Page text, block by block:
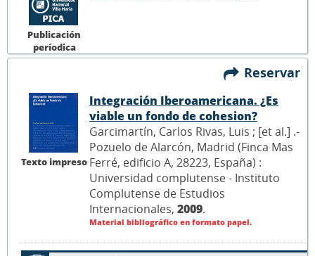
Publicación
períodica
Reservar
Texto impreso
Integración Iberoamericana. ¿Es
viable un fondo de cohesion?
Garcimartín, Carlos Rivas, Luis ; [et al.] .-
Pozuelo de Alarcón, Madrid (Finca Mas
Ferré, edificio A, 28223, España) :
Universidad complutense - Instituto
Complutense de Estudios
Internacionales, 2009.
Material bibliográfico en formato papel.